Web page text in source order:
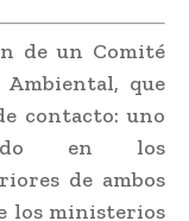
de un Comité
que
contacto: uno
en los
de ambos
los ministerios